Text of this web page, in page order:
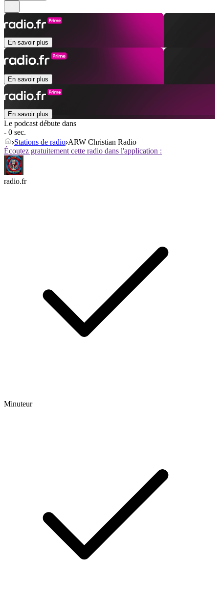
En savoir plus
En savoir plus
En savoir plus
Le podcast débute dans
- 0 sec.
Stations de radio ARW Christian Radio
Écoutez gratuitement cette radio dans l'application :
radio.fr
Minuteur